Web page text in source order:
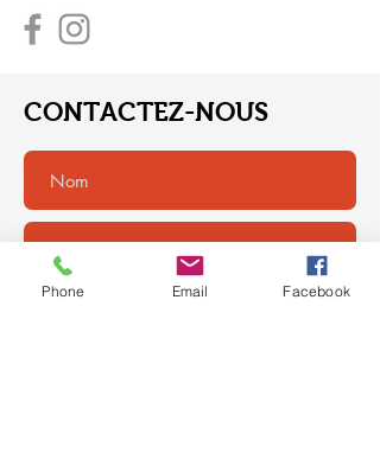
CONTACTEZ-NOUS
Phone Email Facebook